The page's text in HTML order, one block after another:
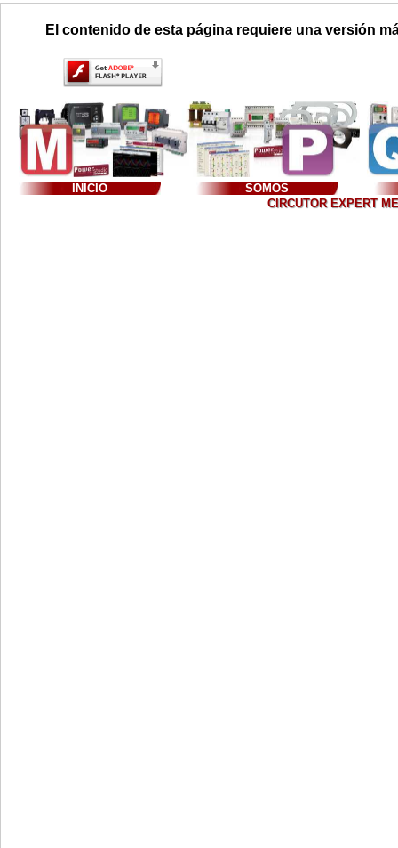
El contenido de esta página requiere una versión
INICIO
SOMOS
CIRCUTOR EXPERT